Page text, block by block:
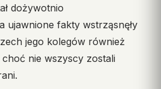
dożywotnio
ujawnione fakty wstrząsnęły
jego kolegów również
choć nie wszyscy zostali